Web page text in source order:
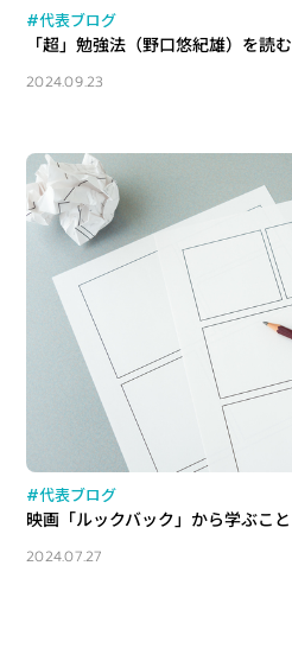
#代表ブログ
「超」勉強法（野口悠紀雄）を読む
2024.09.23
#代表ブログ
映画「ルックバック」から学ぶこと
2024.07.27